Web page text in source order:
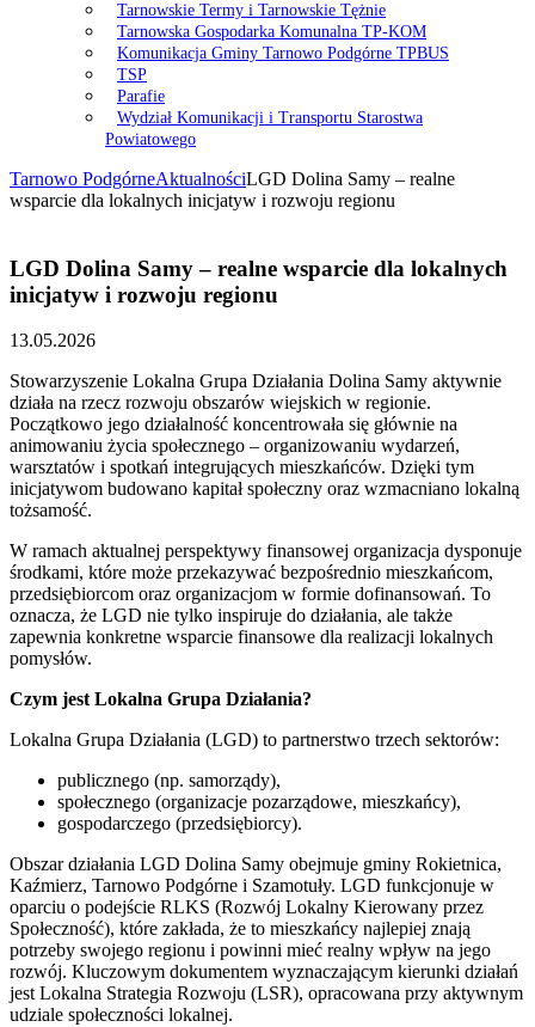
Tarnowskie Termy i Tarnowskie Tężnie
Tarnowska Gospodarka Komunalna TP-KOM
Komunikacja Gminy Tarnowo Podgórne TPBUS
TSP
Parafie
Wydział Komunikacji i Transportu Starostwa
Powiatowego
Tarnowo PodgórneAktualnościLGD Dolina Samy – realne
wsparcie dla lokalnych inicjatyw i rozwoju regionu
LGD Dolina Samy – realne wsparcie dla lokalnych
inicjatyw i rozwoju regionu
13.05.2026
Stowarzyszenie Lokalna Grupa Działania Dolina Samy aktywnie
działa na rzecz rozwoju obszarów wiejskich w regionie.
Początkowo jego działalność koncentrowała się głównie na
animowaniu życia społecznego – organizowaniu wydarzeń,
warsztatów i spotkań integrujących mieszkańców. Dzięki tym
inicjatywom budowano kapitał społeczny oraz wzmacniano lokalną
tożsamość.
W ramach aktualnej perspektywy finansowej organizacja dysponuje
środkami, które może przekazywać bezpośrednio mieszkańcom,
przedsiębiorcom oraz organizacjom w formie dofinansowań. To
oznacza, że LGD nie tylko inspiruje do działania, ale także
zapewnia konkretne wsparcie finansowe dla realizacji lokalnych
pomysłów.
Czym jest Lokalna Grupa Działania?
Lokalna Grupa Działania (LGD) to partnerstwo trzech sektorów:
publicznego (np. samorządy),
społecznego (organizacje pozarządowe, mieszkańcy),
gospodarczego (przedsiębiorcy).
Obszar działania LGD Dolina Samy obejmuje gminy Rokietnica,
Kaźmierz, Tarnowo Podgórne i Szamotuły. LGD funkcjonuje w
oparciu o podejście RLKS (Rozwój Lokalny Kierowany przez
Społeczność), które zakłada, że to mieszkańcy najlepiej znają
potrzeby swojego regionu i powinni mieć realny wpływ na jego
rozwój. Kluczowym dokumentem wyznaczającym kierunki działań
jest Lokalna Strategia Rozwoju (LSR), opracowana przy aktywnym
udziale społeczności lokalnej.